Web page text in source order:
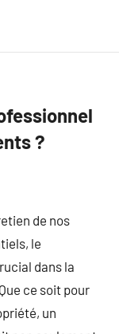
?
de nos
le
dans la
ce soit pour
un